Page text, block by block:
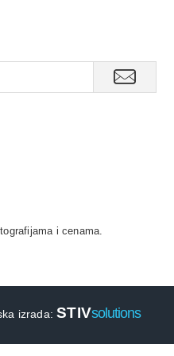
i cenama.
izrada:STIVsolutions